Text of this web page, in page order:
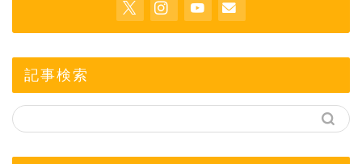
記事検索